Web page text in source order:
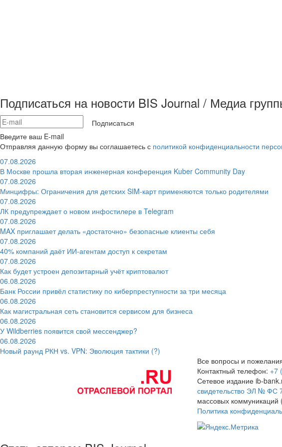
Подписаться на новости BIS Journal / Медиа
Подписаться
Введите ваш E-mail
Отправляя данную форму вы соглашаетесь с политикой конфиденциальности
07.08.2026
В Москве прошла вторая инженерная конференция Kuber Community Day
07.08.2026
Минцифры: Ограничения для детских SIM-карт применяются только родителями
07.08.2026
ЛК предупреждает о новом инфостилере в Telegram
07.08.2026
MAX приглашает делать «достаточно» безопасные клиенты себя
07.08.2026
40% компаний даёт ИИ‑агентам доступ к секретам
07.08.2026
Как будет устроен депозитарный учёт криптовалют
06.08.2026
Банк России привёл статистику по киберпреступности за три месяца
06.08.2026
Как магистральная сеть становится сервисом для бизнеса
06.08.2026
У Wildberries появится свой мессенджер?
06.08.2026
Новый раунд РКН vs. VPN: Эволюция тактики (?)
Все вопросы и
Контактный телефон: +7
Сетевое издание ib-
свидетельство ЭЛ № ФС
массовых коммуникаций
Политика